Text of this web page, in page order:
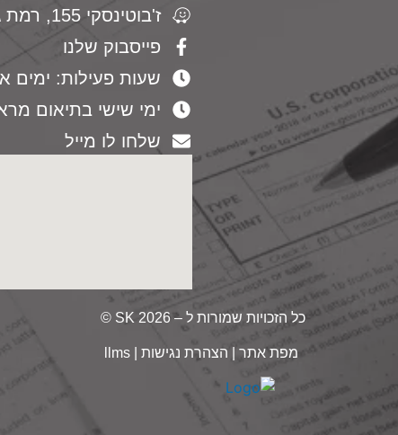
ז'בוטינסקי 155, רמת גן, משרד 122
פייסבוק שלנו
שעות פעילות: ימים א-ה 8:00-
ימי שישי בתיאום
שלחו לו מייל
כל הזכויות שמורות ל – 2026 SK ©
מפת אתר הצהרת נגישות llms